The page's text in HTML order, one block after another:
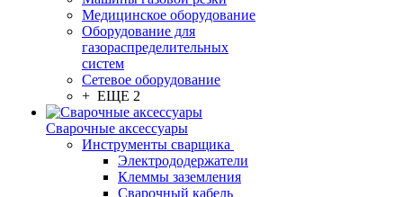
Медицинское оборудование
Оборудование для
газораспределительных
систем
Сетевое оборудование
+ ЕЩЕ 2
Сварочные аксессуары
Инструменты сварщика
Электрододержатели
Клеммы заземления
Сварочный кабель